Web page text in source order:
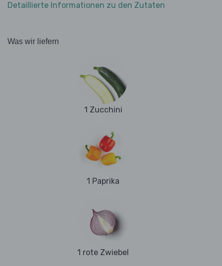
Detaillierte Informationen zu den Zutaten
Was wir liefern
1 Zucchini
1 Paprika
1 rote Zwiebel